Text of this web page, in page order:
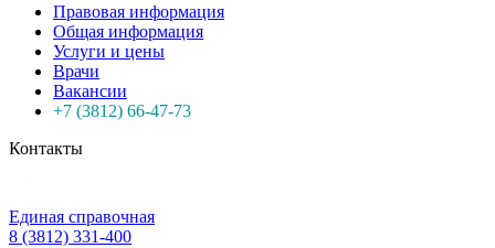
Правовая информация
Общая информация
Услуги и цены
Врачи
Вакансии
+7 (3812) 66-47-73
Контакты
Единая справочная
8 (3812) 331-400